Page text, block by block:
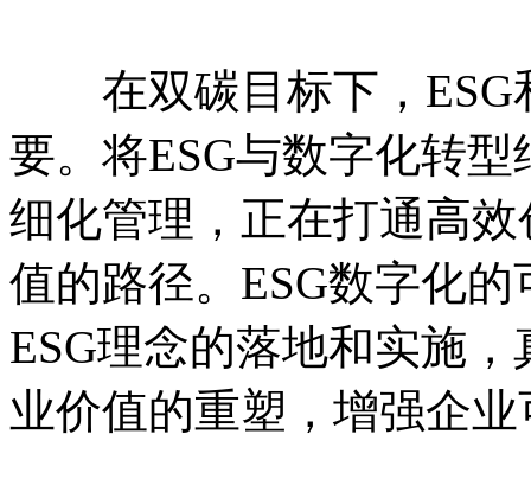
在双碳目标下，ESG
要。将ESG与数字化转
细化管理，正在打通高
值的路径。ESG数字化
ESG理念的落地和实施
业价值的重塑，增强企